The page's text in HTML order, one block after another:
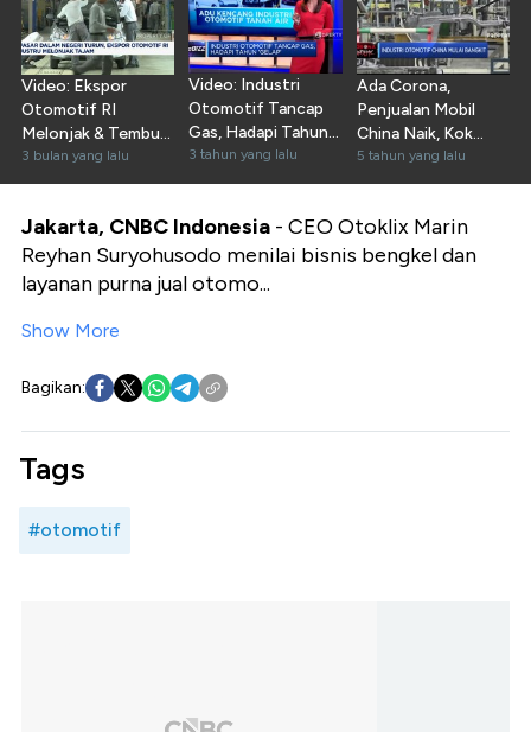
Video: Ekspor
Otomotif RI
Melonjak & Tembus
Penjualan 500 Ribu
Unit
3 bulan yang lalu
Video: Industri
Otomotif Tancap
Gas, Hadapi Tahun
'Gelap'
3 tahun yang lalu
Ada Corona,
Penjualan Mobil
China Naik, Kok
Bisa?
5 tahun yang lalu
Jakarta, CNBC Indonesia - CEO Otoklix Marin
Reyhan Suryohusodo menilai bisnis bengkel dan
layanan purna jual otomo...
Show More
Bagikan:
Tags
#otomotif